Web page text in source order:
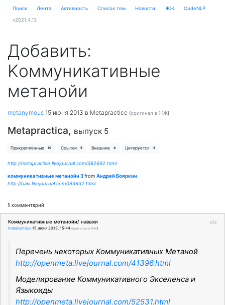
Поиск Лента Активность Cписок тем Новости ЖЖ CodeNLP
v2021.4.13
Добавить:
Kоммуникативные
метанойи
metanymous 15 июня 2013 в Metapractice (оригинал в ЖЖ)
Metapractica, выпуск 5
Прикреплённые 10 Ссылки 5 Внешние 4 Цитируется 2
http://metapractice.livejournal.com/382692.html
коммуникативные метанойи 3from Андрей Бояркин
http://bavi.livejournal.com/193632.html
1 комментарий
</>
Коммуникативные метанойи/ навыки
metanymous 15 июня 2013, 15:44 (оригинал в ЖЖ)
Перечень некоторых Коммуникативных Метаной
http://openmeta.livejournal.com/41396.html
Моделирование Коммуникативного Экселенса и
Языкоиды
http://openmeta.livejournal.com/52531.html